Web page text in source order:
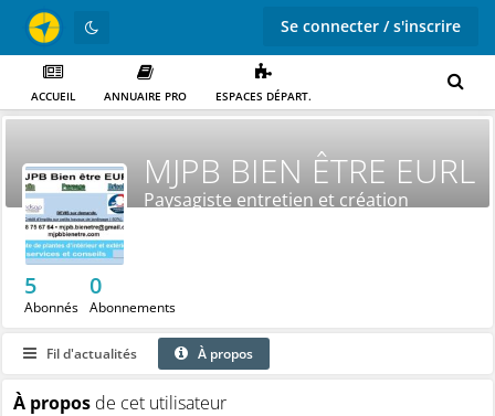
Se connecter / s'inscrire
ACCUEIL ANNUAIRE PRO ESPACES DÉPART.
MJPB BIEN ÊTRE EURL
Paysagiste entretien et création
5
Abonnés
0
Abonnements
Fil d'actualités À propos
À propos de cet utilisateur